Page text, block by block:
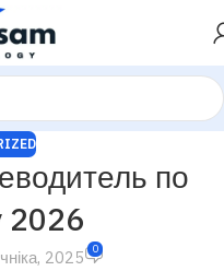
по
2026
2025 0